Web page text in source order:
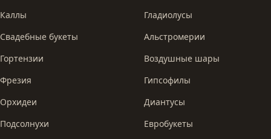
Каллы
Свадебные букеты
Гортензии
Фрезия
Орхидеи
Подсолнухи
Гладиолусы
Альстромерии
Воздушные шары
Гипсофилы
Диантусы
Евробукеты